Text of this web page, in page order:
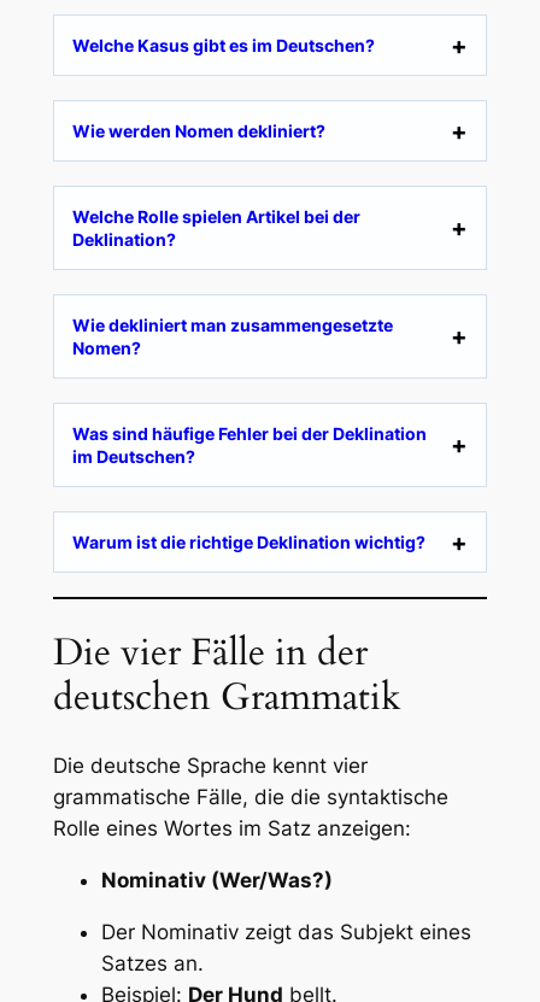
Welche Kasus gibt es im Deutschen?
Wie werden Nomen dekliniert?
Welche Rolle spielen Artikel bei der
Deklination?
Wie dekliniert man zusammengesetzte
Nomen?
Was sind häufige Fehler bei der Deklination
im Deutschen?
Warum ist die richtige Deklination wichtig?
Die vier Fälle in der
deutschen Grammatik
Die deutsche Sprache kennt vier
grammatische Fälle, die die syntaktische
Rolle eines Wortes im Satz anzeigen:
Nominativ (Wer/Was?)
Der Nominativ zeigt das Subjekt eines
Satzes an.
Beispiel: Der Hund bellt.